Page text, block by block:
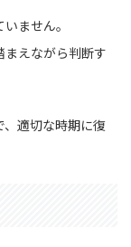
ません。
えながら判断す
適切な時期に復